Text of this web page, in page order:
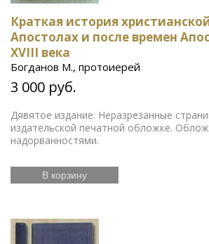
Краткая история
Апостолах и после времен
XVIII века
Богданов М., протоиерей
3 000 руб.
Дявятое издание. Неразрезанные
издательской печатной обложке.
надорванностями.
В корзину